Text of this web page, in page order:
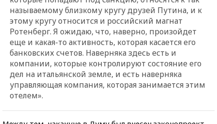
называемому близкому кругу друзей Путина, и к
этому кругу относится и российский магнат
Ротенберг. Я ожидаю, что, наверно, произойдет
еще и какая-то активность, которая касается его
банковских счетов. Наверняка здесь есть и
компании, которые контролируют состояние его
дел на итальянской земле, и есть наверняка
управляющая компания, которая занимается этим
отелем».